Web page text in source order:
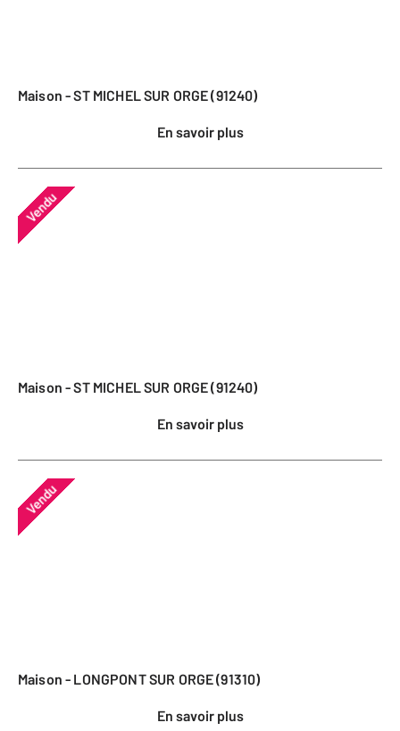
Maison - ST MICHEL SUR ORGE (91240)
En savoir plus
Vendu
Maison - ST MICHEL SUR ORGE (91240)
En savoir plus
Vendu
Maison - LONGPONT SUR ORGE (91310)
En savoir plus